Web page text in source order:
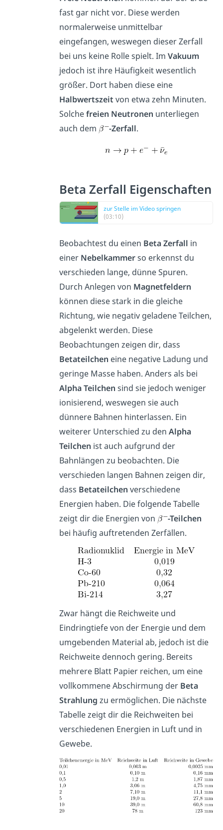
fast gar nicht vor. Diese werden
normalerweise unmittelbar
eingefangen, weswegen dieser Zerfall
bei uns keine Rolle spielt. ImVakuum
jedoch ist ihre Häufigkeit wesentlich
größer. Dort haben diese eine
Halbwertszeit von etwa zehn Minuten.
Solchefreien Neutronen unterliegen
auch dem
-Zerfall.
Beta Zerfall Eigenschaften
zur Stelle im Video springen
(03:10)
Beobachtest du einen Beta Zerfall in
einer Nebelkammerso erkennst du
verschieden lange, dünne Spuren.
Durch Anlegen von Magnetfeldern
können diese stark in die gleiche
Richtung, wie negativ geladene Teilchen,
abgelenkt werden. Diese
Beobachtungen zeigen dir, dass
Betateilchen eine negative Ladung und
geringe Masse haben. Anders als bei
Alpha Teilchen sind sie jedoch weniger
ionisierend, weswegen sie auch
dünnere Bahnen hinterlassen. Ein
weiterer Unterschied zu denAlpha
Teilchen ist auch aufgrund der
Bahnlängen zu beobachten. Die
verschieden langen Bahnen zeigen dir,
dass Betateilchen verschiedene
Energien haben. Die folgende Tabelle
zeigt dir die Energien von
-Teilchen
bei häufig auftretenden Zerfällen.
Zwar hängt die Reichweite und
Eindringtiefe von der Energie und dem
umgebenden Material ab, jedoch ist die
Reichweite dennoch gering. Bereits
mehrere Blatt Papier reichen, um eine
vollkommene Abschirmung der Beta
Strahlung zu ermöglichen. Die nächste
Tabelle zeigt dir die Reichweiten bei
verschiedenen Energien in Luft und in
Gewebe.